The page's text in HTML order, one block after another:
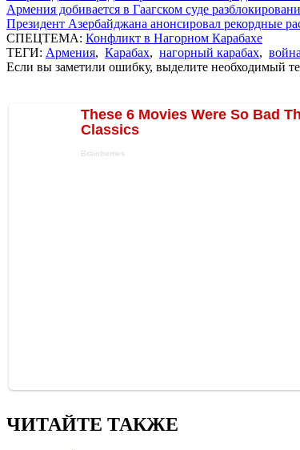
Армения добивается в Гаагском суде
Президент Азербайджана анонсировал рекордные
СПЕЦТЕМА: Конфликт в Нагорном Карабахе
ТЕГИ: Армения, Карабах, нагорный карабах,
Если вы заметили ошибку, выделите необходимый
ЧИТАЙТЕ ТАКЖЕ